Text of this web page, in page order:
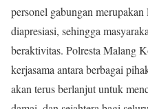
personel gabungan
diapresiasi, sehingga
beraktivitas. Polresta Malang
kerjasama antara berbagai
akan terus berlanjut untuk